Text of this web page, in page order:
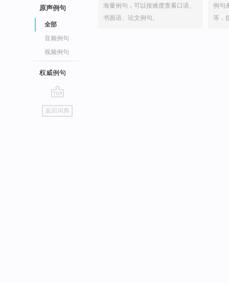
原声例句
全部
音频例句
视频例句
权威例句
go
top
返回词典
海量例句，可以按难度查看口语、
书面语、论文例句。
例句
等，